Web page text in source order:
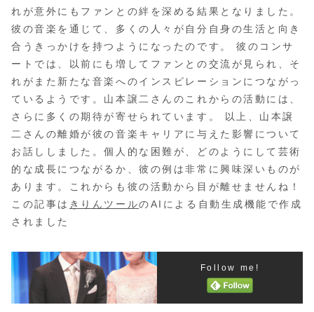
れが意外にもファンとの絆を深める結果となりました。
彼の音楽を通じて、多くの人々が自分自身の生活と向き
合うきっかけを持つようになったのです。 彼のコンサ
ートでは、以前にも増してファンとの交流が見られ、そ
れがまた新たな音楽へのインスピレーションにつながっ
ているようです。山本譲二さんのこれからの活動には、
さらに多くの期待が寄せられています。 以上、山本譲
二さんの離婚が彼の音楽キャリアに与えた影響について
お話ししました。個人的な困難が、どのようにして芸術
的な成長につながるか、彼の例は非常に興味深いものが
あります。これからも彼の活動から目が離せませんね！
この記事は きりんツールのAIによる自動生成機能で作成
されました
Follow me!